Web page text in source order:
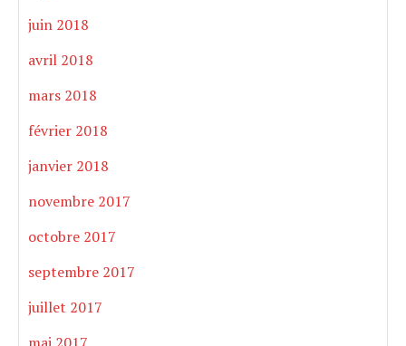
juin 2018
avril 2018
mars 2018
février 2018
janvier 2018
novembre 2017
octobre 2017
septembre 2017
juillet 2017